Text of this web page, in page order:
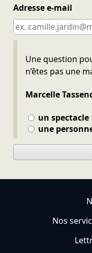
Adresse e-mail
Une question
n’êtes pas une
Marcelle
un spectacle
une
Ne pas remplir
Nos